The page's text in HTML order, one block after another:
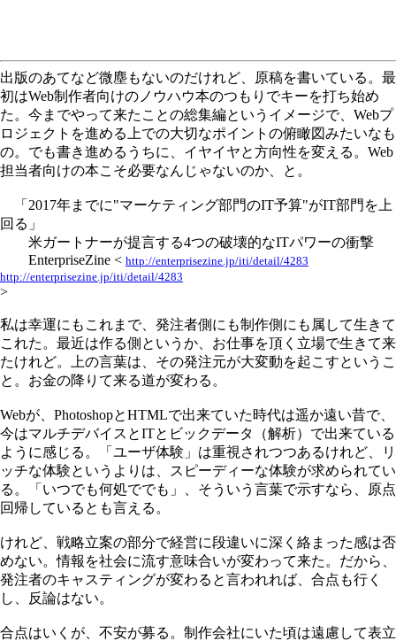
出版のあてなど微塵もないのだけれど、原稿を書いている。最
初はWeb制作者向けのノウハウ本のつもりでキーを打ち始め
た。今までやって来たことの総集編というイメージで、Webプ
ロジェクトを進める上での大切なポイントの俯瞰図みたいなも
の。でも書き進めるうちに、イヤイヤと方向性を変える。Web
担当者向けの本こそ必要なんじゃないのか、と。
「2017年までに"マーケティング部門のIT予算"がIT部門を上
回る」
米ガートナーが提言する4つの破壊的なITパワーの衝撃
EnterpriseZine < http://enterprisezine.jp/iti/detail/4283
http://enterprisezine.jp/iti/detail/4283
>
私は幸運にもこれまで、発注者側にも制作側にも属して生きて
これた。最近は作る側というか、お仕事を頂く立場で生きて来
たけれど。上の言葉は、その発注元が大変動を起こすというこ
と。お金の降りて来る道が変わる。
Webが、PhotoshopとHTMLで出来ていた時代は遥か遠い昔で、
今はマルチデバイスとITとビックデータ（解析）で出来ている
ように感じる。「ユーザ体験」は重視されつつあるけれど、リ
ッチな体験というよりは、スピーディーな体験が求められてい
る。「いつでも何処ででも」、そういう言葉で示すなら、原点
回帰しているとも言える。
けれど、戦略立案の部分で経営に段違いに深く絡まった感は否
めない。情報を社会に流す意味合いが変わって来た。だから、
発注者のキャスティングが変わると言われれば、合点も行く
し、反論はない。
合点はいくが、不安が募る。制作会社にいた頃は遠慮して表立